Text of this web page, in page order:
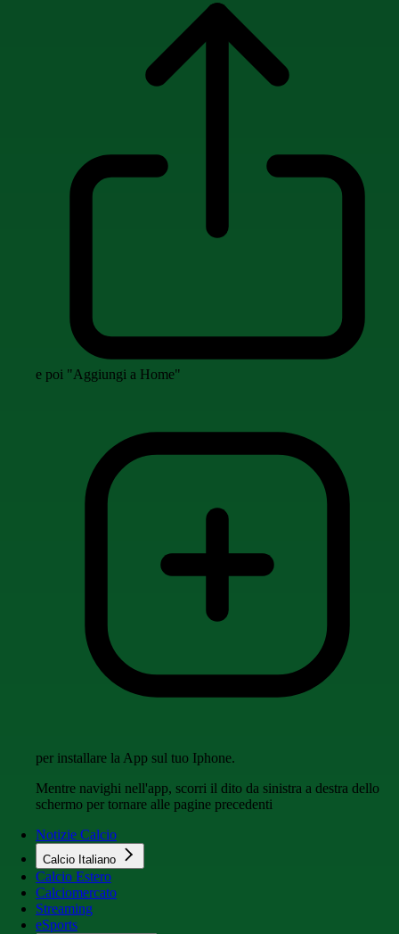
e poi "Aggiungi a Home"
per installare la App sul tuo Iphone.
Mentre navighi nell'app, scorri il dito da sinistra a destra dello
schermo per tornare alle pagine precedenti
Notizie Calcio
Calcio Italiano
Calcio Estero
Calciomercato
Streaming
eSports